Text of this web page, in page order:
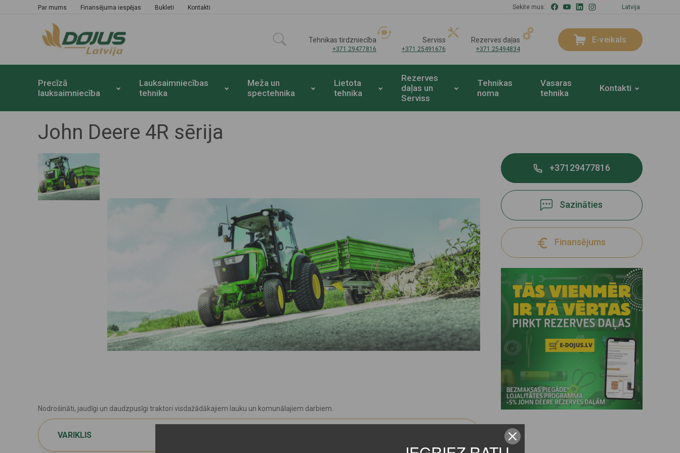
Par mums Finansējuma iespējas Bukleti Kontakti Sekite mus: Latvija
Tehnikas tirdzniecība
+371 29477816
Serviss
+371 25491676
Rezerves daļas
+371 25494834
E-veikals
Precīzā
lauksaimniecība
Lauksaimniecības
tehnika
Meža un
spectehnika
Lietota
tehnika
Rezerves
daļas un
Serviss
Tehnikas
noma
Vasaras
tehnika
Kontakti
John Deere 4R sērija
Nodrošināti, jaudīgi un daudzpusīgi traktori visdažādākajiem lauku un komunālajiem darbiem.
VARIKLIS
+37129477816
Sazināties
Finansējums